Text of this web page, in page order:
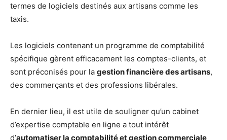
termes de logiciels destinés aux artisans comme les
taxis.
Les logiciels contenant un programme de comptabilité
spécifique gèrent efficacement les comptes-clients, et
sont préconisés pour la gestion financière des artisans,
des commerçants et des professions libérales.
En dernier lieu, il est utile de souligner qu’un cabinet
d’expertise comptable en ligne a tout intérêt
d’automatiser la comptabilité et gestion commerciale